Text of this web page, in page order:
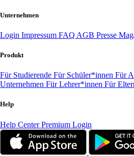
Unternehmen
Login Impressum FAQ AGB Presse
Produkt
Für Studierende Für Schüler*innen Für
Unternehmen Für Lehrer*innen Für
Help
Help CenterPremium Login